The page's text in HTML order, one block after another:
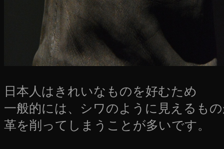
日本人はきれいなものを好むため
一般的には、シワのように見えるも
革を削ってしまうことが多いです。